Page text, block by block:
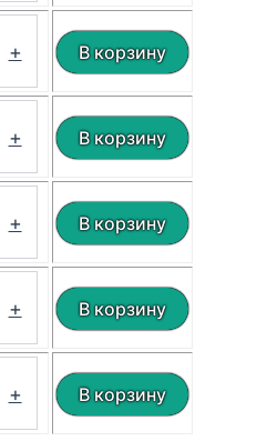
+
+
+
+
+